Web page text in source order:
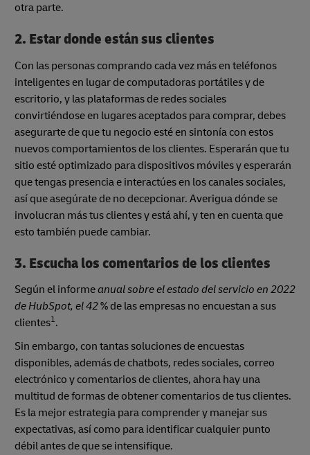
otra parte.
2. Estar donde están sus clientes
Con las personas comprando cada vez más en teléfonos
inteligentes en lugar de computadoras portátiles y de
escritorio, y las plataformas de redes sociales
convirtiéndose en lugares aceptados para comprar, debes
asegurarte de que tu negocio esté en sintonía con estos
nuevos comportamientos de los clientes. Esperarán que tu
sitio esté optimizado para dispositivos móviles y esperarán
que tengas presencia e interactúes en los canales sociales,
así que asegúrate de no decepcionar. Averigua dónde se
involucran más tus clientes y está ahí, y ten en cuenta que
esto también puede cambiar.
3. Escucha los comentarios de los clientes
Según el informeanual sobre el estado del servicio en 2022
de HubSpot, el 42% de las empresas no encuestan a sus
clientes1.
Sin embargo, con tantas soluciones de encuestas
disponibles, además de chatbots, redes sociales, correo
electrónico y comentarios de clientes, ahora hay una
multitud de formas de obtener comentarios de tus clientes.
Es la mejor estrategia para comprender y manejar sus
expectativas, así como para identificar cualquier punto
débil antes de que se intensifique.